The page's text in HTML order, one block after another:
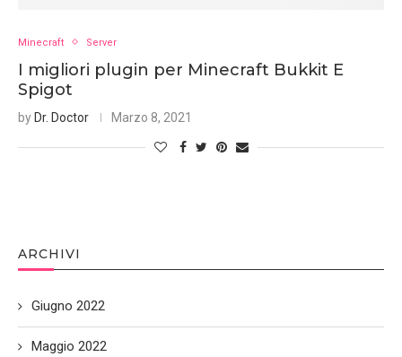
Minecraft Server
I migliori plugin per Minecraft Bukkit E
Spigot
by Dr. Doctor Marzo 8, 2021
ARCHIVI
Giugno 2022
Maggio 2022